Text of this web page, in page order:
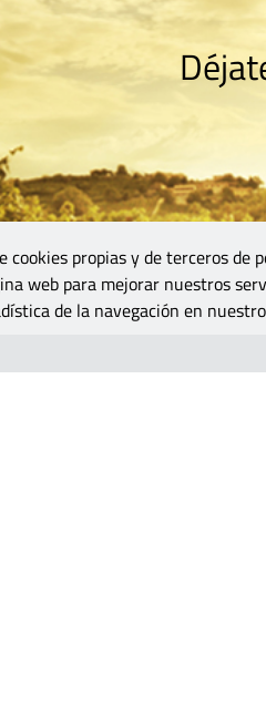
cookies propias y de terceros de
web para mejorar nuestros
de la navegación en